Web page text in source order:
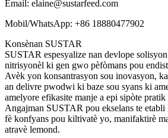
Email: elaine@sustarfeed.com
Mobil/WhatsApp: +86 18880477902
Konsènan SUSTAR
SUSTAR espesyalize nan devlope
nitrisyonèl ki gen gwo pèfòmans pou
Avèk yon konsantrasyon sou inovasyon,
an delivre pwodwi ki baze sou syans ki
amelyore efikasite manje a epi sipòte
Angajman SUSTAR pou ekselans te
fè konfyans pou kiltivatè yo, manifaktirè
atravè lemond.